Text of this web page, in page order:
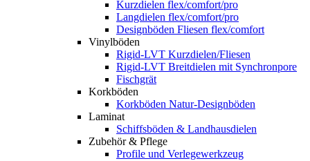
Kurzdielen flex/comfort/pro
Langdielen flex/comfort/pro
Designböden Fliesen flex/comfort
Vinylböden
Rigid-LVT Kurzdielen/Fliesen
Rigid-LVT Breitdielen mit Synchronpore
Fischgrät
Korkböden
Korkböden Natur-Designböden
Laminat
Schiffsböden & Landhausdielen
Zubehör & Pflege
Profile und Verlegewerkzeug